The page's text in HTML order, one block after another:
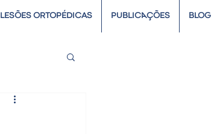
LESÕES ORTOPÉDICAS PUBLICAÇÕES BLOG